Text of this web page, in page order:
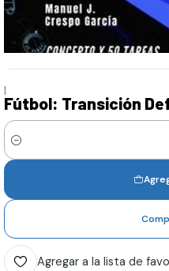
|
Fútbol: Transición
Cantidad
Agregar a la lista de